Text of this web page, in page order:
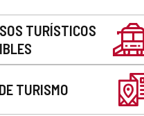
TURÍSTICOS
TURISMO